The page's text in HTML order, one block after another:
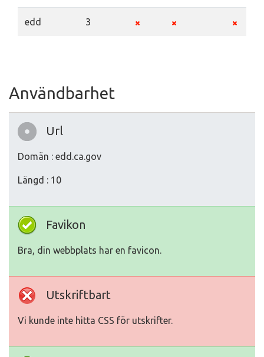
edd 3
Användbarhet
Url
Domän : edd.ca.gov
Längd : 10
Favikon
Bra, din webbplats har en favicon.
Utskriftbart
Vi kunde inte hitta CSS för utskrifter.